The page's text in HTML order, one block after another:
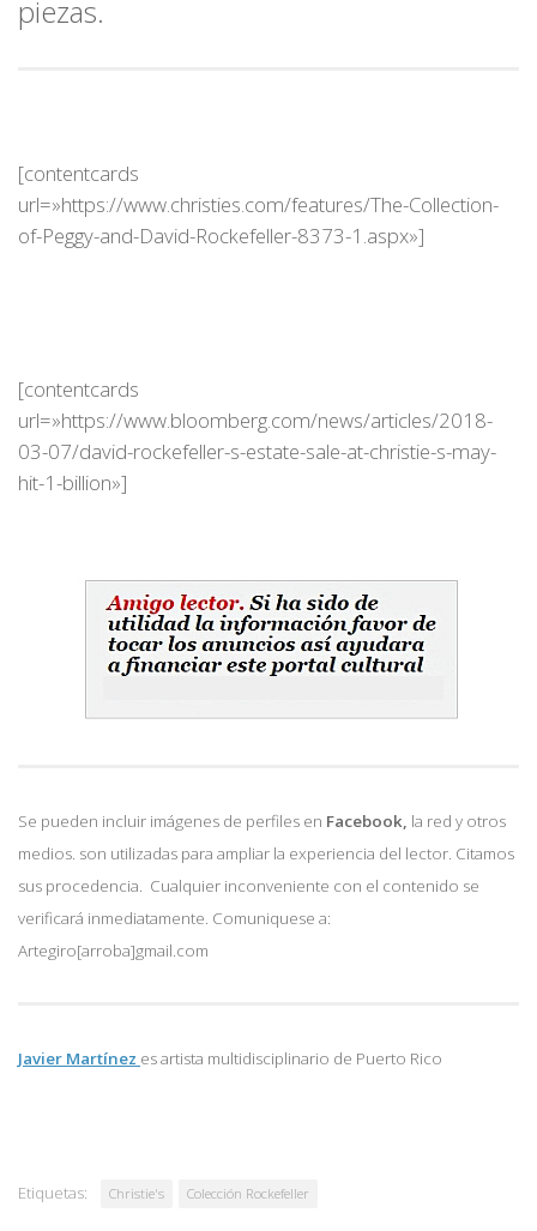
piezas.
[contentcards
url=»https://www.christies.com/features/The-Collection-
of-Peggy-and-David-Rockefeller-8373-1.aspx»]
[contentcards
url=»https://www.bloomberg.com/news/articles/2018-
03-07/david-rockefeller-s-estate-sale-at-christie-s-may-
hit-1-billion»]
Se pueden incluir imágenes de perfiles en Facebook, la red y otros
medios. son utilizadas para ampliar la experiencia del lector. Citamos
sus procedencia. Cualquier inconveniente con el contenido se
verificará inmediatamente. Comuniquese a:
Artegiro[arroba]gmail.com
Javier Martínez es artista multidisciplinario de Puerto Rico
Etiquetas: Christie's Colección Rockefeller